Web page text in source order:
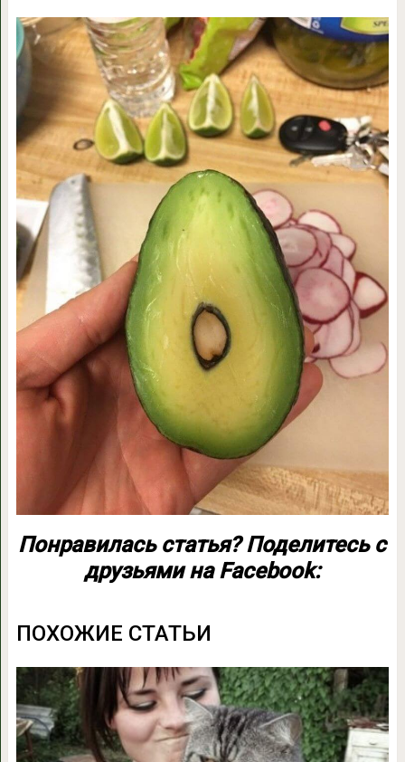
Понравилась статья? Поделитесь с
друзьями на Facebook:
ПОХОЖИЕ СТАТЬИ